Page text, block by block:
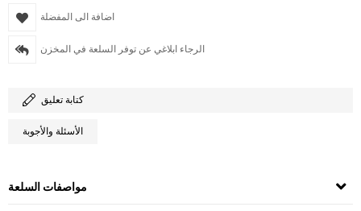
اضافة الى المفضلة
الرجاء ابلاغي عن توفر السلعة في المخزن
كتابة تعليق
الأسئلة والأجوبة
مواصفات السلعة